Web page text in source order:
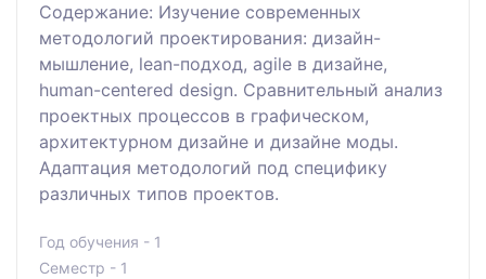
Содержание: Изучение современных
методологий проектирования: дизайн-
мышление, lean-подход, agile в дизайне,
human-centered design. Сравнительный анализ
проектных процессов в графическом,
архитектурном дизайне и дизайне моды.
Адаптация методологий под специфику
различных типов проектов.
Год обучения - 1
Семестр - 1